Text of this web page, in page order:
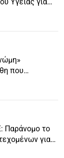
Υγείας για
που
Παράνομο το
για